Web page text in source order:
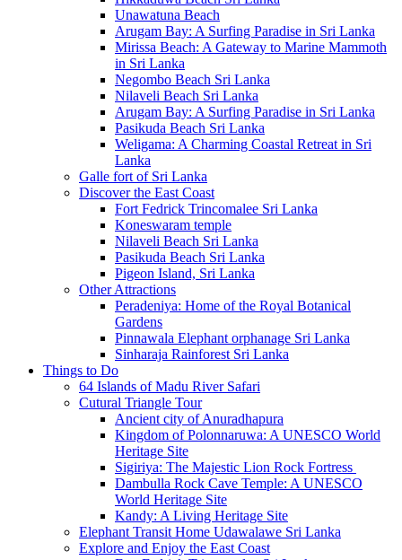
Unawatuna Beach
Arugam Bay: A Surfing Paradise in Sri Lanka
Mirissa Beach: A Gateway to Marine Mammoth
in Sri Lanka
Negombo Beach Sri Lanka
Nilaveli Beach Sri Lanka
Arugam Bay: A Surfing Paradise in Sri Lanka
Pasikuda Beach Sri Lanka
Weligama: A Charming Coastal Retreat in Sri
Lanka
Galle fort of Sri Lanka
Discover the East Coast
Fort Fedrick Trincomalee Sri Lanka
Koneswaram temple
Nilaveli Beach Sri Lanka
Pasikuda Beach Sri Lanka
Pigeon Island, Sri Lanka
Other Attractions
Peradeniya: Home of the Royal Botanical
Gardens
Pinnawala Elephant orphanage Sri Lanka
Sinharaja Rainforest Sri Lanka
Things to Do
64 Islands of Madu River Safari
Cutural Triangle Tour
Ancient city of Anuradhapura
Kingdom of Polonnaruwa: A UNESCO World
Heritage Site
Sigiriya: The Majestic Lion Rock Fortress
Dambulla Rock Cave Temple: A UNESCO
World Heritage Site
Kandy: A Living Heritage Site
Elephant Transit Home Udawalawe Sri Lanka
Explore and Enjoy the East Coast